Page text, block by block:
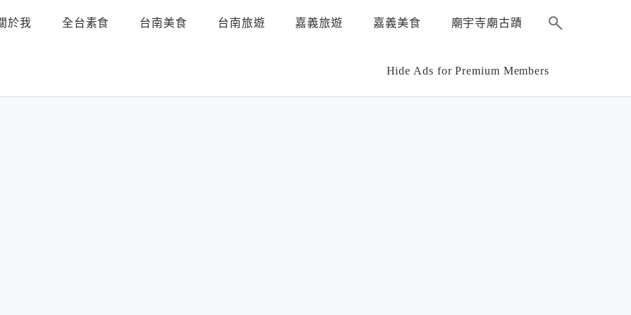
於我 全台素食 台南美食 台南旅遊 嘉義旅遊 嘉義美食 廟宇寺廟古蹟
Hide Ads for Premium Members